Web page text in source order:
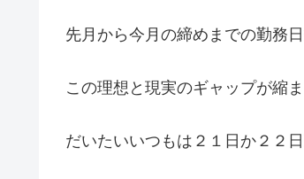
先月から今月の締めまでの勤務
この理想と現実のギャップが縮
だいたいいつもは２１日か２２